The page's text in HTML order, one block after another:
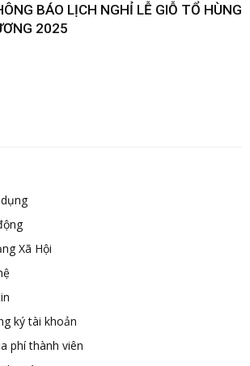
BÁO LỊCH NGHỈ LỄ GIỖ TỔ HÙNG
2025
Xã Hội
ký tài khoản
phí thành viên